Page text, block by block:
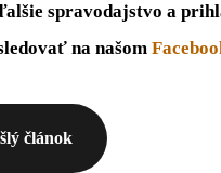
spravodajstvo a
na našom
článok